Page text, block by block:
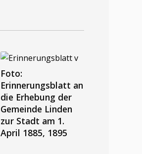
Foto:
Erinnerungsblatt an
die Erhebung der
Gemeinde Linden
zur Stadt am 1.
April 1885, 1895